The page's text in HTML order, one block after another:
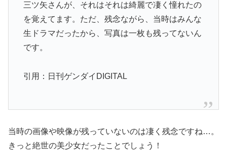
三ツ矢さんが、それはそれは綺麗で凄く憧れたの
を覚えてます。ただ、残念ながら、当時はみんな
生ドラマだったから、写真は一枚も残ってないん
です。
引用：日刊ゲンダイDIGITAL
当時の画像や映像が残っていないのは凄く残念ですね…。
きっと絶世の美少女だったことでしょう！